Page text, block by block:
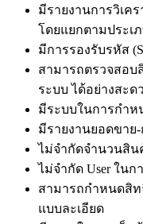
มีรายงานการวิเค
โดยแยกตามประเ
มีการรองรับรหัส
สามารถตรวจสอบ
ระบบ ได้อย่างสะด
มีระบบในการกำห
มีรายงานยอดขาย
ไม่จำกัดจำนวนสิน
ไม่จำกัด User ในก
สามารถกำหนดสิ
แบบละเอียด